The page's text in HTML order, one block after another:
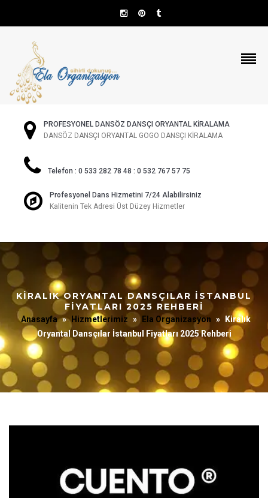
PROFESYONEL DANSÖZ DANSÇI ORYANTAL KİRALAMA
DANSÖZ DANSÇI ORYANTAL GOGO DANSÇI KİRALAMA
Telefon : 0 533 282 78 48 : 0 532 767 57 75
Profesyonel Dans Hizmetini 7/24 Alabilirsiniz
Kalitenin Tek Adresi Üst Düzey Hizmetler
KIRALIK ORYANTAL DANSÇILAR İSTANBUL
FIYATLARI 2025 REHBERI
Anasayfa » Hizmetlerimiz » Ela Organizasyon » Kiralık
Oryantal Dansçılar İstanbul Fiyatları 2025 Rehberi